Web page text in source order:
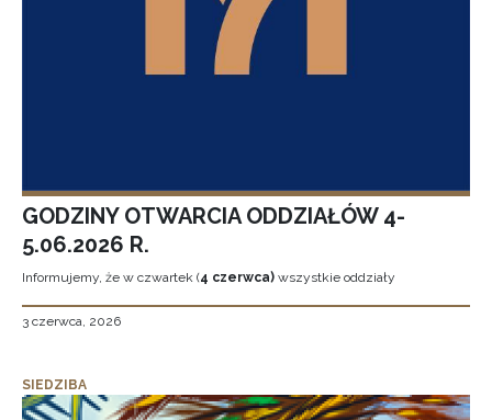
GODZINY OTWARCIA ODDZIAŁÓW 4-
5.06.2026 R.
Informujemy, że w czwartek (4 czerwca) wszystkie oddziały
3 czerwca, 2026
SIEDZIBA